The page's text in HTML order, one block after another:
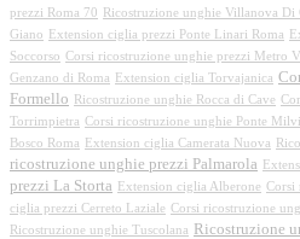
prezzi Roma 70
Ricostruzione unghie Villanova Di
Giano
Extension ciglia prezzi Ponte Linari Roma
Soccorso Corsi ricostruzione unghie prezzi Metro
Genzano di Roma
Extension ciglia Torvajanica
Formello
Ricostruzione unghie Rocca di Cave
Torrimpietra Corsi ricostruzione unghie Ponte
Bosco Roma
Extension ciglia Camerata Nuova
ricostruzione unghie prezzi Palmarola
prezzi La Storta
Extension ciglia Alberone Corsi
ciglia prezzi Cerreto Laziale Corsi ricostruzione
Ricostruzione unghie Tuscolana Ricostruzione